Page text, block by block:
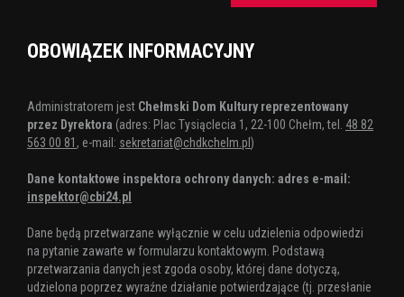
OBOWIĄZEK INFORMACYJNY
Administratorem jest Chełmski Dom Kultury reprezentowany
przez Dyrektora (adres: Plac Tysiąclecia 1, 22-100 Chełm, tel. 48 82
563 00 81 , e-mail: sekretariat@chdkchelm.pl )
Dane kontaktowe inspektora ochrony danych: adres e-mail:
inspektor@cbi24.pl
Dane będą przetwarzane wyłącznie w celu udzielenia odpowiedzi
na pytanie zawarte w formularzu kontaktowym. Podstawą
przetwarzania danych jest zgoda osoby, której dane dotyczą,
udzielona poprzez wyraźne działanie potwierdzające (tj. przesłanie